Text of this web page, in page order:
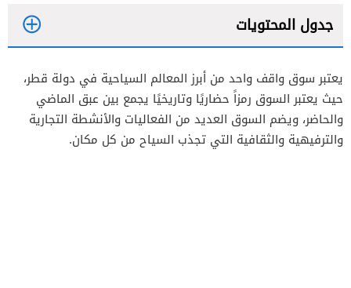
جدول المحتويات
2
يعتبر سوق واقف واحد من أبرز المعالم السياحية في دولة قطر،
حيث يعتبر السوق رمزاً حضاريًا وتاريخيًا يجمع بين عبق الماضي
والحاضر، ويضم السوق العديد من الفعاليات والأنشطة التجارية
والترفيهية والثقافية التي تجذب السياح من كل مكان.